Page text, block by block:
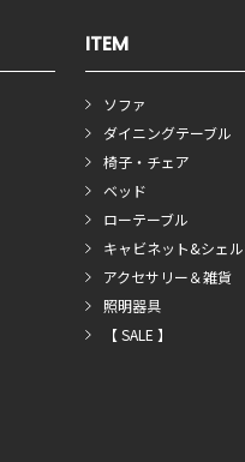
ITEM
ソファ
ダイニングテーブル
椅子・チェア
ベッド
ローテーブル
キャビネット&シェ
アクセサリー＆雑貨
照明器具
【 SALE 】